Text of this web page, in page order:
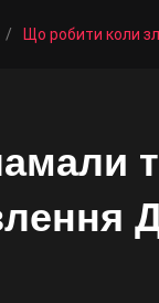
/ Що робити коли